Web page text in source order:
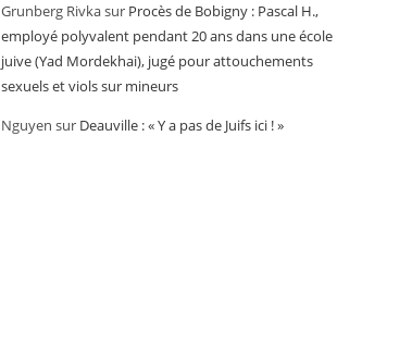
Grunberg Rivkasur Procès de Bobigny : Pascal H.,
employé polyvalent pendant 20 ans dans une école
juive (Yad Mordekhai), jugé pour attouchements
sexuels et viols sur mineurs
Nguyen sur Deauville : « Y a pas de Juifs ici ! »